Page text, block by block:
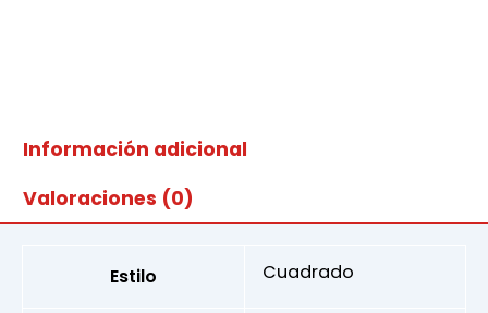
Información adicional
Valoraciones (0)
Estilo Cuadrado